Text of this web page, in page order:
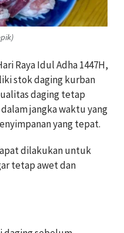
Raya Idul Adha 1447H,
stok daging kurban
daging tetap
jangka waktu yang
yang tepat.
dilakukan untuk
tetap awet dan